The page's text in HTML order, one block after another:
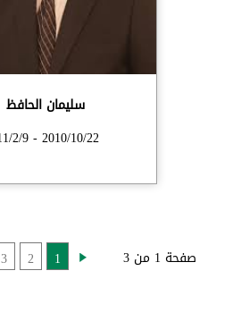
سليمان الحافظ
2010/10/22 - 2011/2/9
صفحة 1 من 3 1
2
3